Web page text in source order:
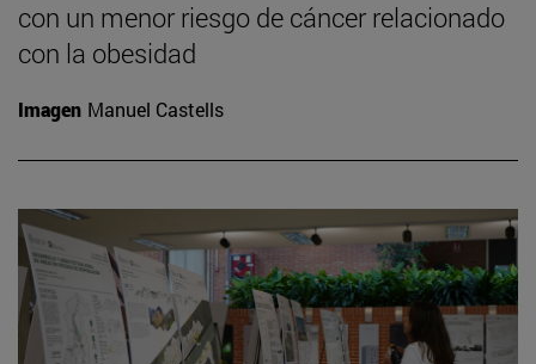
con un menor riesgo de cáncer relacionado
con la obesidad
Imagen Manuel Castells